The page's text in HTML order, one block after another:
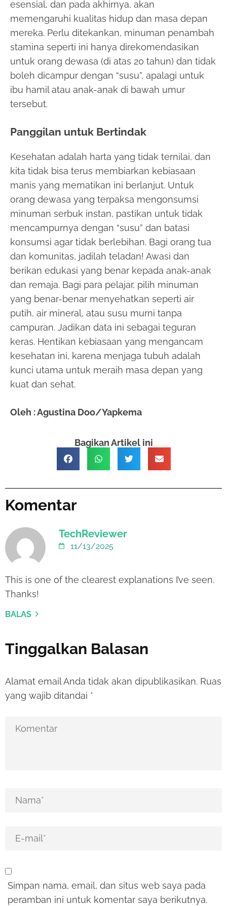
esensial, dan pada akhirnya, akan
memengaruhi kualitas hidup dan masa depan
mereka. Perlu ditekankan, minuman penambah
stamina seperti ini hanya direkomendasikan
untuk orang dewasa (di atas 20 tahun) dan tidak
boleh dicampur dengan “susu”, apalagi untuk
ibu hamil atau anak-anak di bawah umur
tersebut.
Panggilan untuk Bertindak
Kesehatan adalah harta yang tidak ternilai, dan
kita tidak bisa terus membiarkan kebiasaan
manis yang mematikan ini berlanjut. Untuk
orang dewasa yang terpaksa mengonsumsi
minuman serbuk instan, pastikan untuk tidak
mencampurnya dengan “susu” dan batasi
konsumsi agar tidak berlebihan. Bagi orang tua
dan komunitas, jadilah teladan! Awasi dan
berikan edukasi yang benar kepada anak-anak
dan remaja. Bagi para pelajar, pilih minuman
yang benar-benar menyehatkan seperti air
putih, air mineral, atau susu murni tanpa
campuran. Jadikan data ini sebagai teguran
keras. Hentikan kebiasaan yang mengancam
kesehatan ini, karena menjaga tubuh adalah
kunci utama untuk meraih masa depan yang
kuat dan sehat.
Oleh : Agustina Doo/Yapkema
Bagikan Artikel ini
Komentar
TechReviewer
11/13/2025
This is one of the clearest explanations I’ve seen.
Thanks!
BALAS
Tinggalkan Balasan
Alamat email Anda tidak akan dipublikasikan. Ruas
yang wajib ditandai *
Simpan nama, email, dan situs web saya pada
peramban ini untuk komentar saya berikutnya.